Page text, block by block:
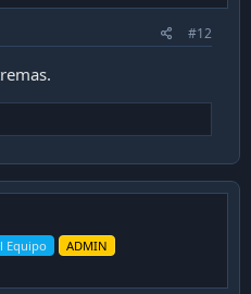
#12
Equipo ADMIN